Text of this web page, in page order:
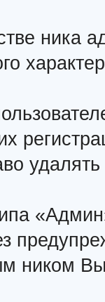
ника
ником